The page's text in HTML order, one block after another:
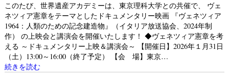
このたび、世界遺産アカデミーは、東京理科大学との共催で、 ヴェ
ネツィア憲章をテーマとしたドキュメンタリー映画 『ヴェネツィア
1964：人類のための記念建造物』（イタリア放送協会、2024年制
作） の上映会と講演会を開催いたします！ ◆ヴェネツィア憲章を考
える ～ドキュメンタリー上映＆講演会～ 【開催日】2026年１月31日
（土）13:00～16:00（終了予定） 【会 場】東京…
続きを読む